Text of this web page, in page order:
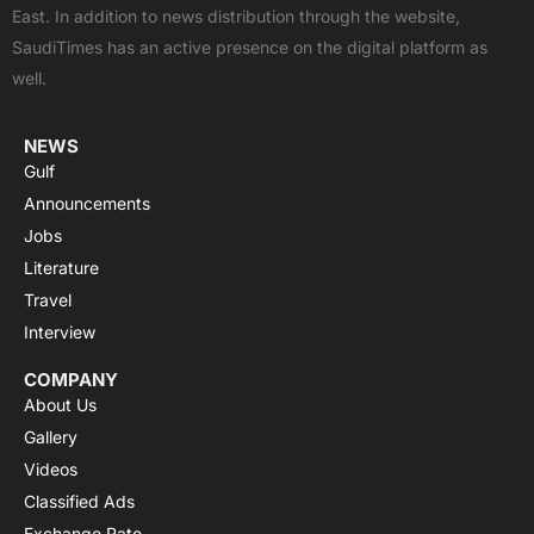
o
k
t
e
e
p
p
r
a
East. In addition to news distribution through the website,
SaudiTimes has an active presence on the digital platform as
well.
NEWS
Gulf
Announcements
Jobs
Literature
Travel
Interview
COMPANY
About Us
Gallery
Videos
Classified Ads